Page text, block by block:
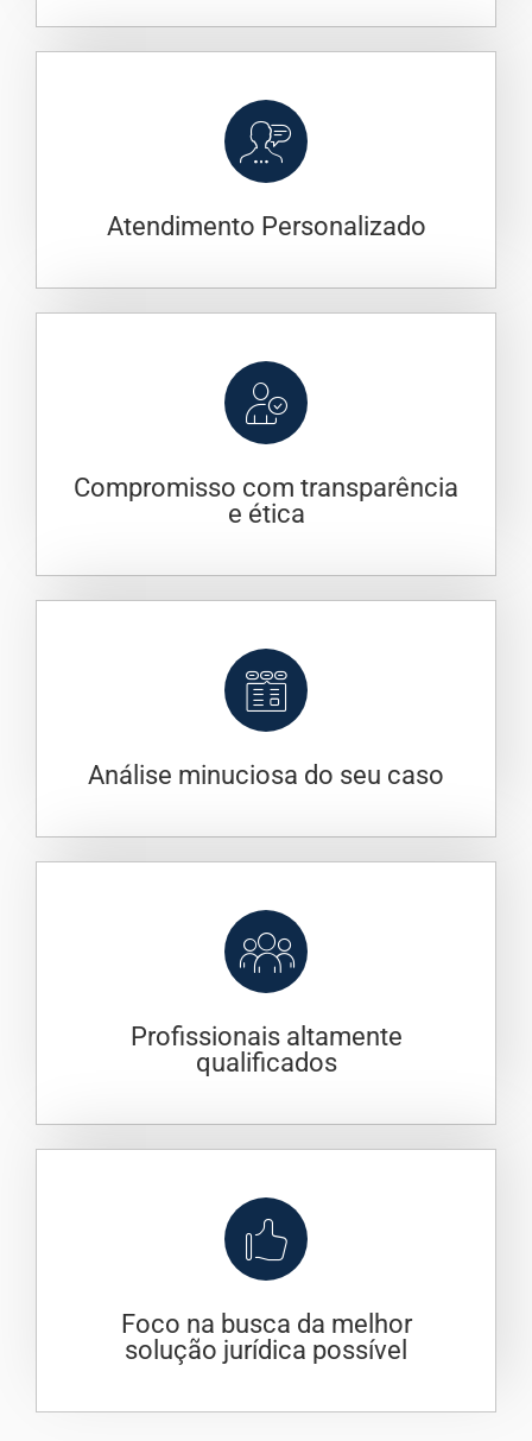
Atendimento Personalizado
Compromisso com transparência
e ética
Análise minuciosa do seu caso
Profissionais altamente
qualificados
Foco na busca da melhor
solução jurídica possível